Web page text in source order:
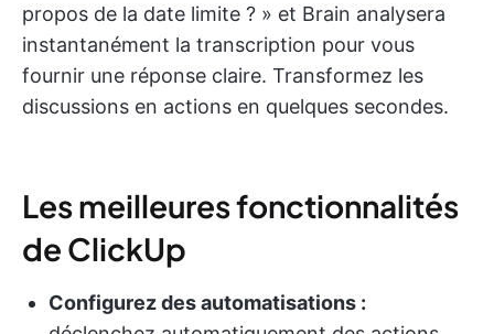
propos de la date limite ? » et Brain analysera
instantanément la transcription pour vous
fournir une réponse claire. Transformez les
discussions en actions en quelques secondes.
Les meilleures fonctionnalités
de ClickUp
Configurez des automatisations :